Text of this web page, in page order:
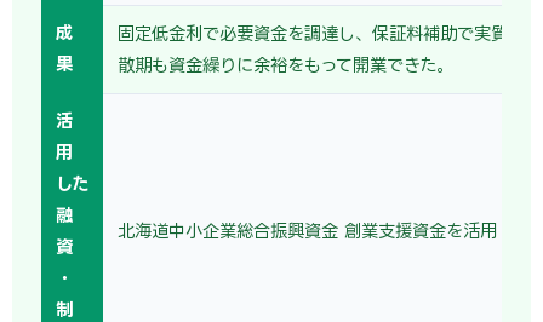
成
果
固定低金利で必要資金を調達し、保証料補助で実質負
散期も資金繰りに余裕をもって開業できた。
活
用
した
融
資
・
制
北海道中小企業総合振興資金 創業支援資金を活用